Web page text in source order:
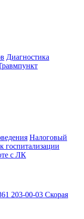
Диагностика
Налоговый
госпитализации
с ЛК
203-00-03 Скорая